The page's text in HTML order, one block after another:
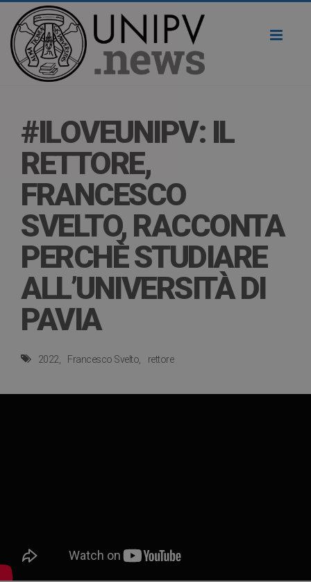
#ILOVEUNIPV: IL
RETTORE,
FRANCESCO
SVELTO, RACCONTA
PERCHÈ STUDIARE
ALL’UNIVERSITÀ DI
PAVIA
2022 Francesco Svelto rettore